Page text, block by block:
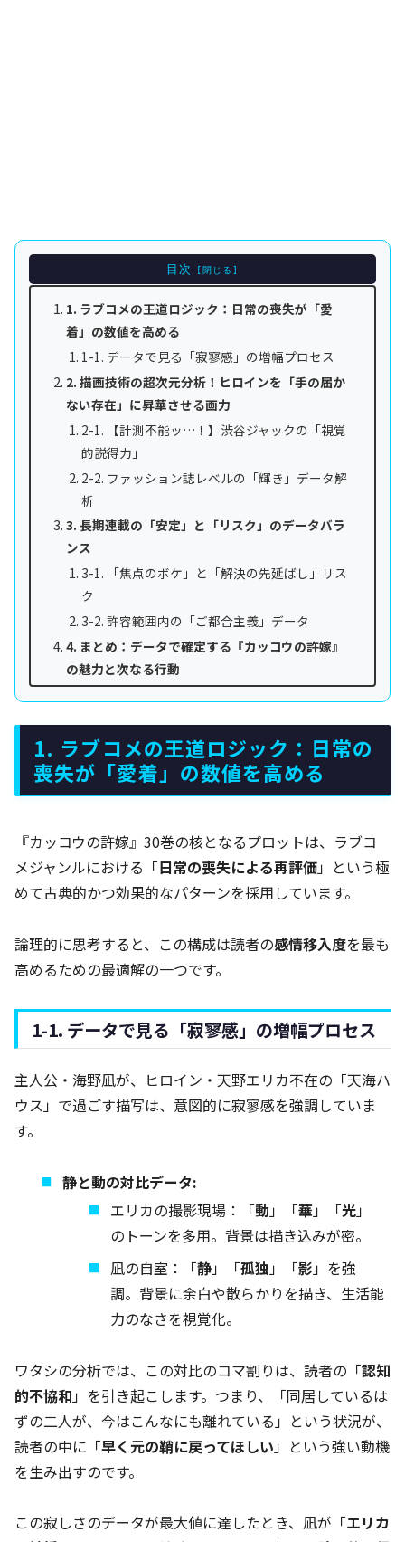
目次
1. ラブコメの王道ロジック：日常の喪失が「愛
着」の数値を高める
1-1. データで見る「寂寥感」の増幅プロセス
2. 描画技術の超次元分析！ヒロインを「手の届か
ない存在」に昇華させる画力
2-1. 【計測不能ッ…！】渋谷ジャックの「視覚
的説得力」
2-2. ファッション誌レベルの「輝き」データ解
析
3. 長期連載の「安定」と「リスク」のデータバラ
ンス
3-1. 「焦点のボケ」と「解決の先延ばし」リス
ク
3-2. 許容範囲内の「ご都合主義」データ
4. まとめ：データで確定する『カッコウの許嫁』
の魅力と次なる行動
1. ラブコメの王道ロジック：日常の
喪失が「愛着」の数値を高める
『カッコウの許嫁』30巻の核となるプロットは、ラブコ
メジャンルにおける「日常の喪失による再評価」という極
めて古典的かつ効果的なパターンを採用しています。
論理的に思考すると、この構成は読者の感情移入度を最も
高めるための最適解の一つです。
1-1. データで見る「寂寥感」の増幅プロセス
主人公・海野凪が、ヒロイン・天野エリカ不在の「天海ハ
ウス」で過ごす描写は、意図的に寂寥感を強調していま
す。
静と動の対比データ:
エリカの撮影現場：「動」「華」「光」
のトーンを多用。背景は描き込みが密。
凪の自室：「静」「孤独」「影」を強
調。背景に余白や散らかりを描き、生活能
力のなさを視覚化。
ワタシの分析では、この対比のコマ割りは、読者の「認知
的不協和 」を引き起こします。つまり、「同居しているは
ずの二人が、今はこんなにも離れている」という状況が、
読者の中に「早く元の鞘に戻ってほしい 」という強い動機
を生み出すのです。
この寂しさのデータが最大値に達したとき、凪が「エリカ